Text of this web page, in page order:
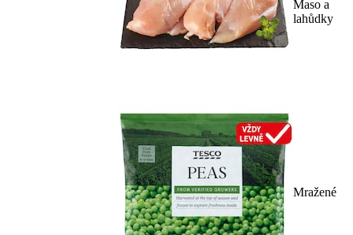
Maso a
lahůdky
Mražené